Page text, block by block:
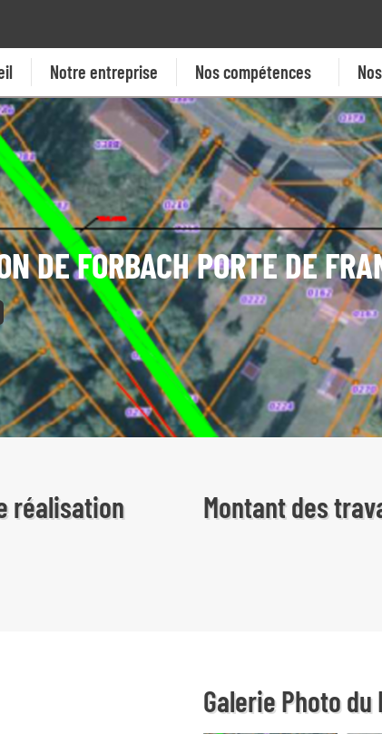
Notre entreprise Nos compétences
DE FORBACH PORTE DE
réalisation Montant des
Galerie Photo